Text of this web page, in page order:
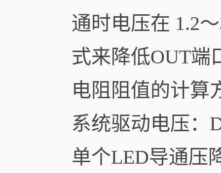
通时电压在 1.2
式来降低OUT端
电阻阻值的计算
系统驱动电压：
单个LED导通压